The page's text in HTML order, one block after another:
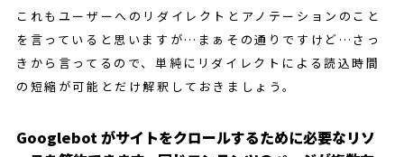
これもユーザーへのリダイレクトとアノテーションのこと
を言っていると思いますが…まぁその通りですけど…さっ
きから言ってるので、単純にリダイレクトによる読込時間
の短縮が可能とだけ解釈しておきましょう。
Googlebot がサイトをクロールするために必要なリソ